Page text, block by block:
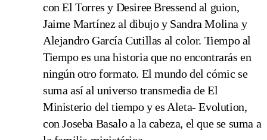
con El Torres y Desiree Bressend al guion,
Jaime Martínez al dibujo y Sandra Molina y
Alejandro García Cutillas al color. Tiempo al
Tiempo es una historia que no encontrarás en
ningún otro formato. El mundo del cómic se
suma así al universo transmedia de El
Ministerio del tiempo y es Aleta- Evolution,
con Joseba Basalo a la cabeza, el que se suma a